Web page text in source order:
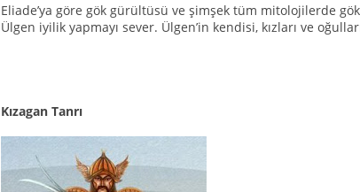
Eliade’ya göre gök gürültüsü ve şimşek tüm mitolojilerde gök
Ülgen iyilik yapmayı sever. Ülgen’in kendisi, kızları ve
Kızagan Tanrı